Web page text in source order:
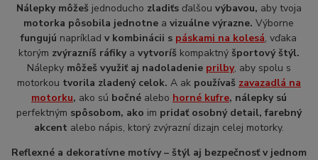
Nálepky môžešjednoducho zladiťsďalšou výbavou, aby tvoja
motorka pôsobila jednotne avizuálne výrazne. Výborne
fungujú napríkladv kombinácii s páskami na kolesá, vďaka
ktorým zvýrazníš ráfikya vytvoríškompaktný športový štýl.
Nálepky môžeš využiť aj nadoladenie prilby, aby spolu s
motorkou tvorila zladený celok. A ak používaš zavazadlá na
motorku, ako sú bočné alebo horné kufre, nálepky sú
perfektným spôsobom, ako im pridať osobný detail, farebný
akcent alebo nápis, ktorý zvýrazní dizajn celej motorky.
Reflexné a dekoratívne motívy – štýl aj bezpečnosť v jednom